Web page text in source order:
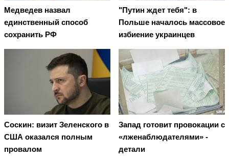
Медведев назвал
единственный способ
сохранить РФ
"Путин ждет тебя": в
Польше началось массовое
избиение украинцев
Соскин: визит Зеленского в
США оказался полным
провалом
Запад готовит провокации с
«лженаблюдателями» -
детали